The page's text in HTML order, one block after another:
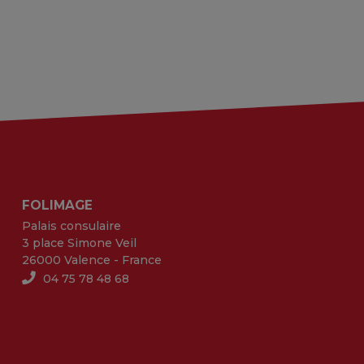
FOLIMAGE
Palais consulaire
3 place Simone Veil
26000 Valence - France
04 75 78 48 68